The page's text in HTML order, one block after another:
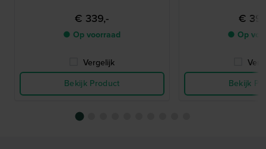
€ 339,-
● Op voorraad
Vergelijk
Bekijk Product
€
● Op
Bekijk